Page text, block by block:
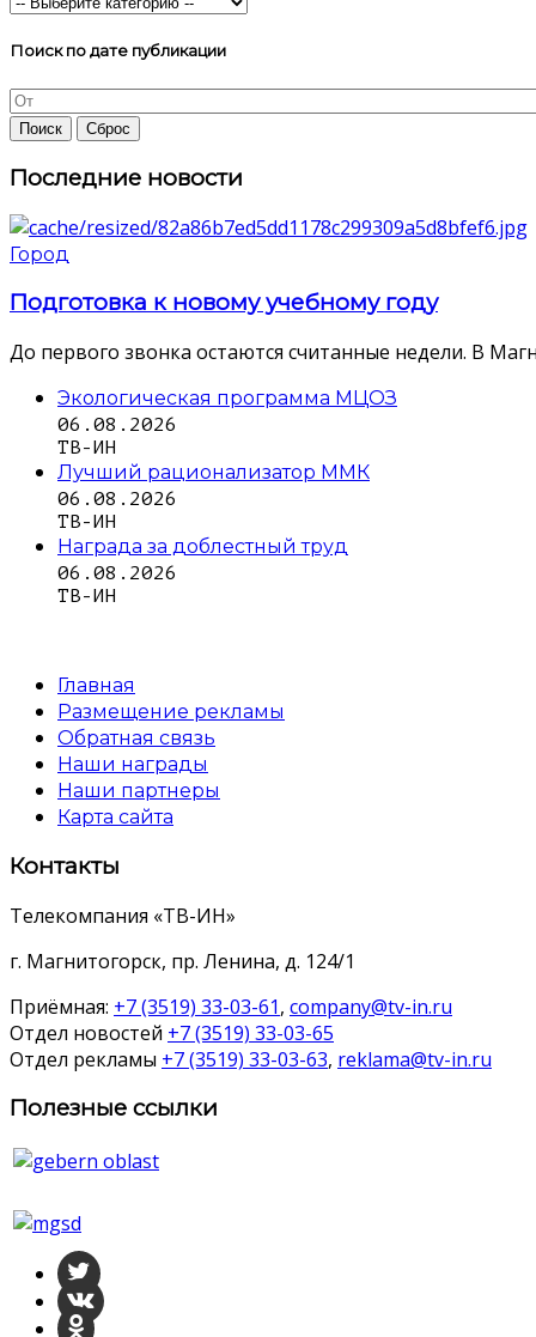
Поиск по дате публикации
Последние новости
Город
Подготовка к новому учебному году
До первого звонка остаются считанные недели. В
Экологическая программа МЦОЗ
06.08.2026
ТВ-ИН
Лучший рационализатор ММК
06.08.2026
ТВ-ИН
Награда за доблестный труд
06.08.2026
ТВ-ИН
Главная
Размещение рекламы
Обратная связь
Наши награды
Наши партнеры
Карта сайта
Контакты
Телекомпания «ТВ-ИН»
г. Магнитогорск, пр. Ленина, д. 124/1
Приёмная: +7 (3519) 33-03-61, company@tv-in.ru
Отдел новостей +7 (3519) 33-03-65
Отдел рекламы +7 (3519) 33-03-63, reklama@tv-in.ru
Полезные ссылки